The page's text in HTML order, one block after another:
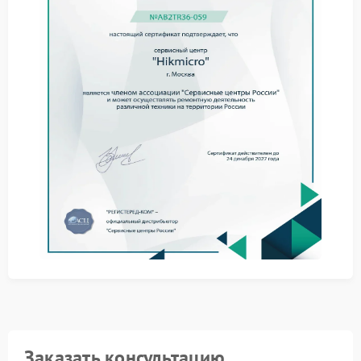
Если такие признаки повторяются, обращение в
сервис Hikmicro позволяет быстро оценить
состояние сенсорного модуля и сопутствующих
Что обычно вызывает ошибки
модулем обработки сигнала и программной частью.
На практике чаще встречаются следующие
нестабильное питание сенсора или деградация
элементов на плате;
нарушение контакта в разъемах, повреждение
шлейфа после удара;